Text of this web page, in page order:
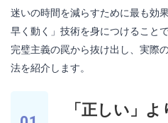
迷いの時間を減らすために最も効
早く動く」技術を身につけることで
完璧主義の罠から抜け出し、実際
法を紹介します。
「正しい」